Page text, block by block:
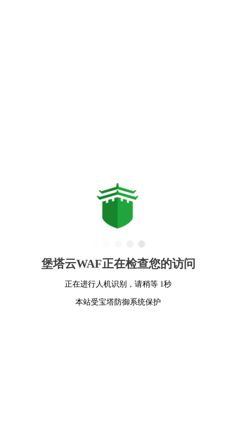
堡塔云WAF正在检查您的访问
正在进行人机识别，请稍等 1秒
本站受宝塔防御系统保护